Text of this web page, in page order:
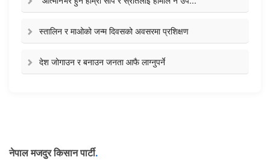
स्तालिन र माओको जन्म दिवसको अवसरमा प्रशिक्षण
देश जोगाउन र बनाउन जनता आफै लाग्नुपर्ने
नेपाल मजदुर किसान पार्टी.